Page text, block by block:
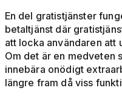
En del gratistjänster
betaltjänst där
att locka användaren att
Om det är en medveten
innebära onödigt
längre fram då viss